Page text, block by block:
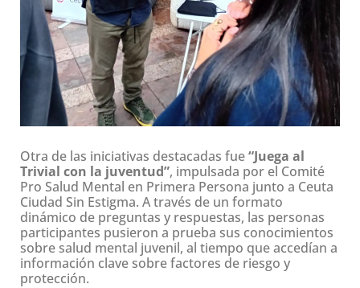
Otra de las iniciativas destacadas fue“Juega al
Trivial con la juventud”, impulsada por el Comité
Pro Salud Mental en Primera Persona junto a Ceuta
Ciudad Sin Estigma. A través de un formato
dinámico de preguntas y respuestas, las personas
participantes pusieron a prueba sus conocimientos
sobre salud mental juvenil, al tiempo que accedían a
información clave sobre factores de riesgo y
protección.